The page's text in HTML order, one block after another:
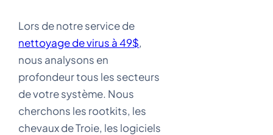
Lors de notre service de
nettoyage de virus à 49$,
nous analysons en
profondeur tous les secteurs
de votre système. Nous
cherchons les rootkits, les
chevaux de Troie, les logiciels